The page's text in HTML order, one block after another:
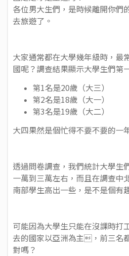
各位男大生們，是時候離開你們
去旅遊了。
大家通常都在大學幾年級時，最
國呢？調查結果顯示大學生們第
第1名是20歲（大三）
第2名是18歲（大一）
第3名是19歲（大二）
大四果然是個忙得不要不要的一
透過問卷調查，我們統計大學生
一萬到三萬左右，而且在調查中
南部學生高出一些，是不是個有
可能因為大學生只能在沒課時打
去的國家以亞洲為主，前三名
對嗎？